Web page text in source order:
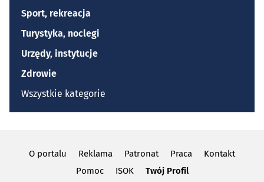
Sport, rekreacja
Turystyka, noclegi
Urzędy, instytucje
Zdrowie
Wszystkie kategorie
O portalu Reklama Patronat Praca
Kontakt
Pomoc
ISOK Twój Profil